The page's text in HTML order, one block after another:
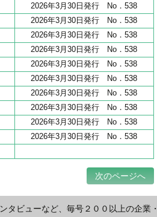
2026年3月30日発行 No．538
2026年3月30日発行 No．538
2026年3月30日発行 No．538
2026年3月30日発行 No．538
2026年3月30日発行 No．538
2026年3月30日発行 No．538
2026年3月30日発行 No．538
2026年3月30日発行 No．538
2026年3月30日発行 No．538
2026年3月30日発行 No．538
次のページへ
タビューなど、毎号２００以上の企業・